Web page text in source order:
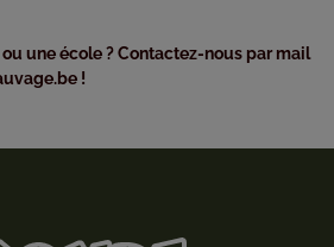
une école ? Contactez-nous par mail
!